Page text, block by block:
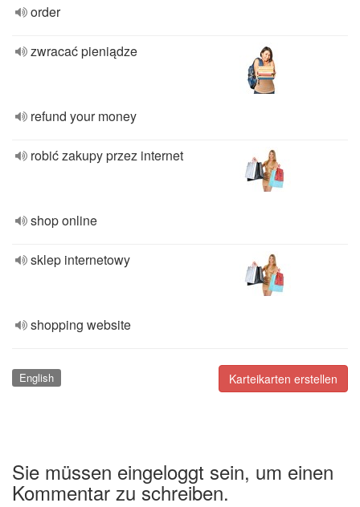
order
zwracać pieniądze
refund your money
robić zakupy przez internet
shop online
sklep internetowy
shopping website
Karteikarten erstellen
English
Sie müssen eingeloggt sein, um einen
Kommentar zu schreiben.